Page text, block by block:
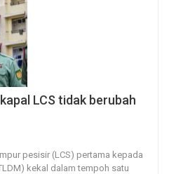
LCS tidak berubah
pesisir (LCS) pertama kepada
kekal dalam tempoh satu